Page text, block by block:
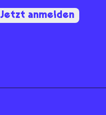
Jetzt anmelden